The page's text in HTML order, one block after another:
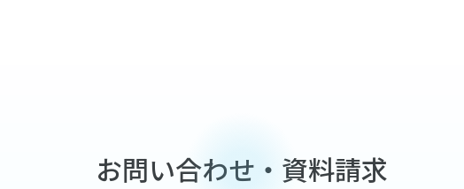
お問い合わせ・資料請求